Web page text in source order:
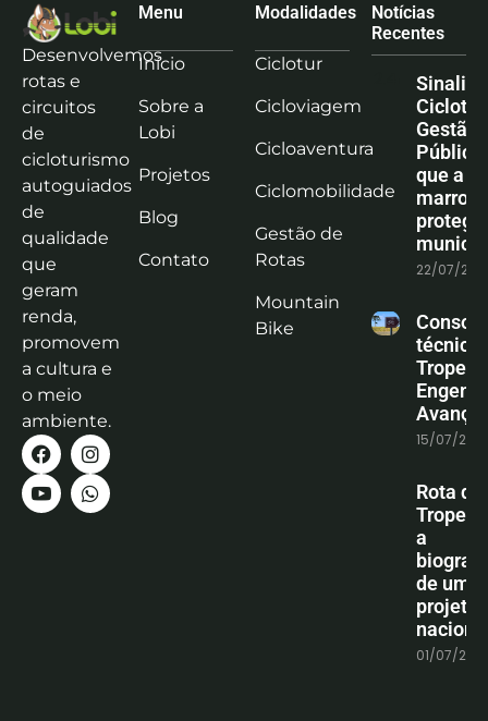
Desenvolvemos
rotas e
circuitos
de
cicloturismo
autoguiados
de
qualidade
que
geram
renda,
promovem
a cultura e
o meio
ambiente.
Menu
Início
Sobre a
Lobi
Projetos
Blog
Contato
Modalidades
Ciclotur
Cicloviagem
Cicloaventura
Ciclomobilidade
Gestão de
Rotas
Mountain
Bike
Notícias
Recentes
Gestão
que a
marrom
protege
22/07/
técnica
15/07/
Rota
a
de um
projeto
01/07/